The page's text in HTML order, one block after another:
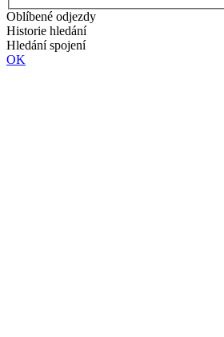
Oblíbené odjezdy
Historie hledání
Hledání spojení
OK